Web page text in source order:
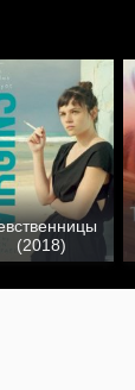
(2018)